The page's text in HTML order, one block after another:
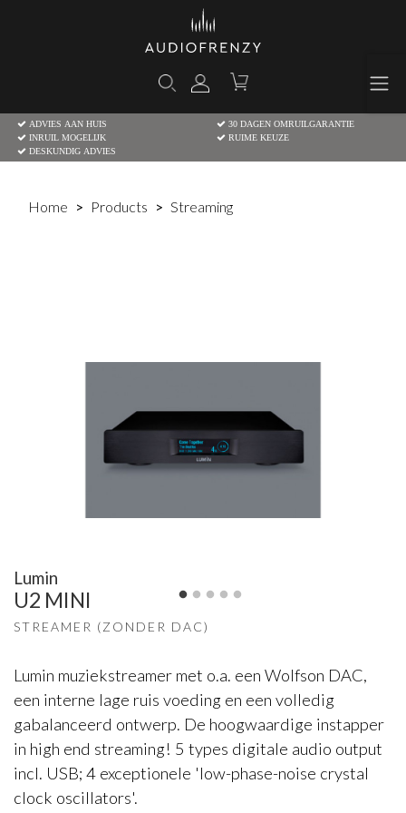
ADVIES AAN HUIS
30 DAGEN OMRUILGARANTIE
INRUIL MOGELIJK
RUIME KEUZE
DESKUNDIG ADVIES
Home Products Streaming
Lumin
U2 MINI
STREAMER (ZONDER DAC)
Lumin muziekstreamer met o.a. een Wolfson DAC,
een interne lage ruis voeding en een volledig
gabalanceerd ontwerp. De hoogwaardige instapper
in high end streaming! 5 types digitale audio output
incl. USB; 4 exceptionele 'low-phase-noise crystal
clock oscillators'.